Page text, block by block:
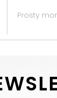
Prosty